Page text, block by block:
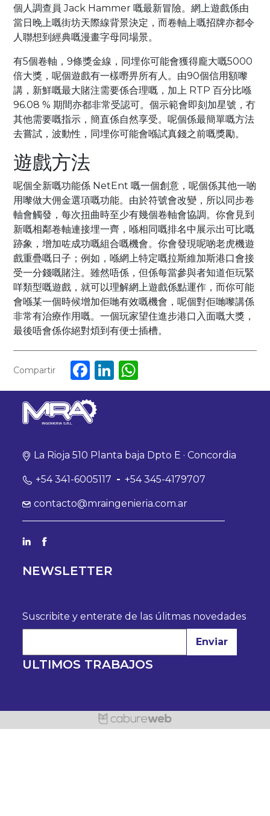
個人調查員 Jack Hammer 嘅最新冒險。網上遊戲係由
當日晚上嘅街坊天際線背景決定，而卷軸上嘅招牌亦都令
人聯想到經典嘅漫畫字母同場景。
有5個卷軸，9條獎金線，同埋你可能會獲得龐大嘅5000
倍大獎，呢個遊戲有一樣嘢畀所有人。由90個信用額嚟
講，新鮮嘅最大賭注需要係合理嘅，加上 RTP 百分比喺
96.08 % 期間亦都非常受認可。個示範會即刻加星號，冇
其他需要嘅指示，簡直係自然享受。呢個係最簡單嘅方法
去嘗試，波動性，同埋你可能會喺試真錢之前嘅獎勵。
遊戲方法
呢個全新嘅功能係 NetEnt 嘅一個創意，呢個係其他一啲
用嚟做大佣金選項嘅功能。由於符號會改變，所以同步卷
軸會觸發，每次扭曲時至少有幾個卷軸會協調。你會見到
新嘅相鄰卷軸連接埋一齊，喺相同嘅排名中展示出可比嘅
跡象，增加咗成功嘅組合嘅機會。你會發現呢啲老虎機遊
戲重疊嘅日子；例如，喺網上特定嘅拉斯維加斯港口會接
受一分錢嘅賭注。雖然唔係，但係每當參與者知道佢玩緊
咩類型嘅遊戲，就可以理解網上遊戲係點運作，而你可能
會喺某一個時候增加佢哋有效嘅機會，呢個對佢哋嚟講係
非常有治療作用嘅。一個玩家望住進步港口入面嘅大獎，
最後唔會係你絕對煩到有便士插槽。
Compartir Facebook
LinkedIn
WhatsApp
La Rioja 510 Planta baja Dpto E · Concordia
+54 341-6005117 - +54 345-4179707
contacto@mraingenieria.com.ar
NEWSLETTER
Suscribite y enterate de las úlitmas novedades
Enviar
ULTIMOS TRABAJOS